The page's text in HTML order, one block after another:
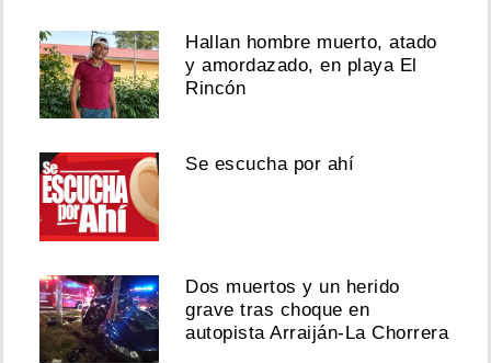
Canoso
en
La
Chorrera
tras
riña
Agosto
02,
Hallan hombre muerto, atado
y amordazado, en playa El
Rincón
Se escucha por ahí
Dos muertos y un herido
grave tras choque en
autopista Arraiján-La Chorrera